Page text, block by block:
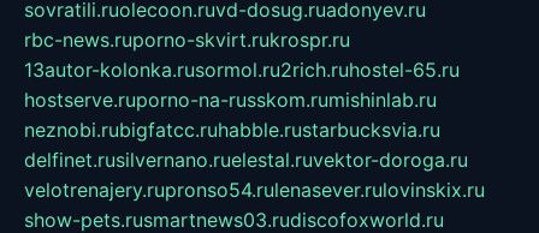
sovratili.ruolecoon.ruvd-dosug.ruadonyev.ru
rbc-news.ruporno-skvirt.rukrospr.ru
13autor-kolonka.rusormol.ru2rich.ruhostel-65.ru
hostserve.ruporno-na-russkom.rumishinlab.ru
neznobi.rubigfatcc.ruhabble.rustarbucksvia.ru
delfinet.rusilvernano.ruelestal.ruvektor-doroga.ru
velotrenajery.rupronso54.rulenasever.rulovinskix.ru
show-pets.rusmartnews03.rudiscofoxworld.ru